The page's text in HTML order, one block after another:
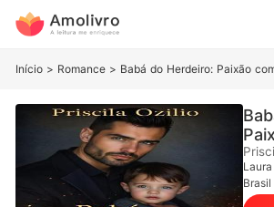
Início > Romance > Babá do Herdeiro: Paixão
a